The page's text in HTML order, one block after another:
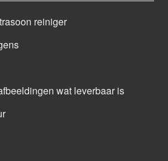
reiniger
wat leverbaar is